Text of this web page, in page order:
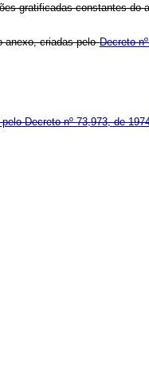
gratificadas constantes do
anexo, criadas peloDecreto
Decreto nº 73,973, de